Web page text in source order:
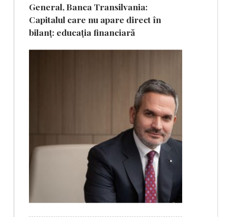
General, Banca Transilvania:
Capitalul care nu apare direct în
bilanț: educația financiară